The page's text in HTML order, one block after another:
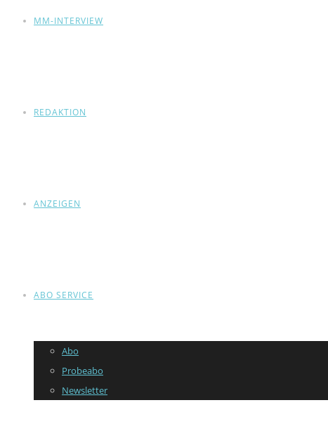
MM-INTERVIEW
REDAKTION
ANZEIGEN
ABO SERVICE
Abo
Probeabo
Newsletter